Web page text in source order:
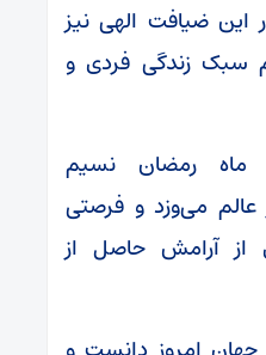
این ضیافت الهی نیز
سبک زندگی فردی و
ماه رمضان نسیم
می‌وزد و فرصتی
از آرامش حاصل از